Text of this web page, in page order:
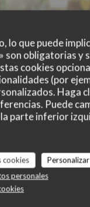
lo que puede
son obligatorias y
cookies
(por
Haga
Puede
parte inferior
cookies
Personalizar
personales
|GRENOBLE